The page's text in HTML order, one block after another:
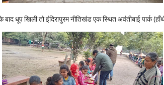
धूप खिली तो इंदिरापुरम नीतिखंड एक स्थित अवंतीबाई पार्क